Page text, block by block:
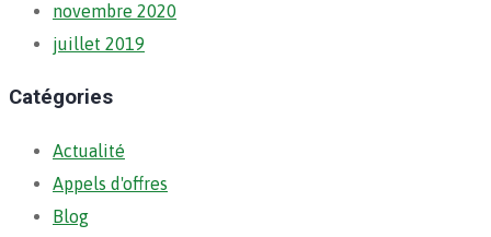
novembre 2020
juillet 2019
Catégories
Actualité
Appels d'offres
Blog